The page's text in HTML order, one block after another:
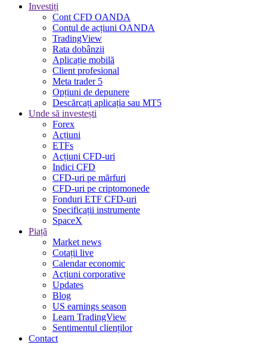
Investiți
Cont CFD OANDA
Contul de acțiuni OANDA
TradingView
Rata dobânzii
Aplicație mobilă
Client profesional
Meta trader 5
Opțiuni de depunere
Descărcați aplicația sau MT5
Unde să investești
Forex
Acțiuni
ETFs
Acțiuni CFD-uri
Indici CFD
CFD-uri pe mărfuri
CFD-uri pe criptomonede
Fonduri ETF CFD-uri
Specificații instrumente
SpaceX
Piață
Market news
Cotații live
Calendar economic
Acțiuni corporative
Updates
Blog
US earnings season
Learn TradingView
Sentimentul clienților
Contact